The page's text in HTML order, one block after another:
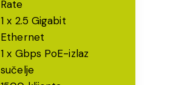
Rate
1 x 2.5 Gigabit
Ethernet
1 x Gbps PoE-izlaz
sučelje